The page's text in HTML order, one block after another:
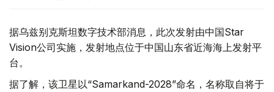
据乌兹别克斯坦数字技术部消息，此次发射由中国Star
Vision公司实施，发射地点位于中国山东省近海海上发射平
台。
据了解，该卫星以“Samarkand-2028”命名，名称取自将于